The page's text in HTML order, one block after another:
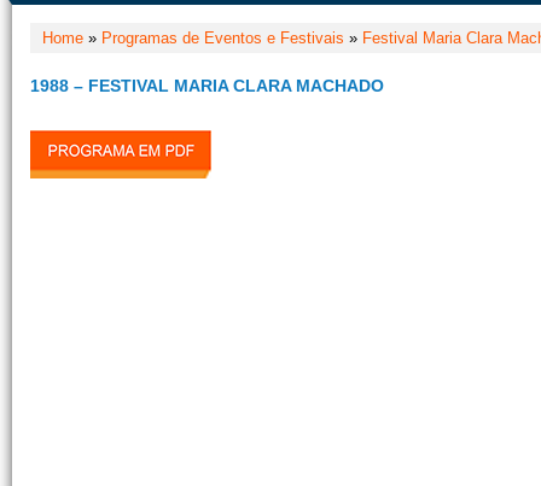
Home » Programas de Eventos e Festivais » Festival Maria Clara
1988 – FESTIVAL MARIA CLARA MACHADO